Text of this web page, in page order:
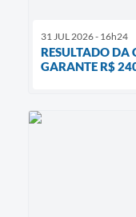
31 JUL 2026 - 16h24
RESULTADO DA
GARANTE R$